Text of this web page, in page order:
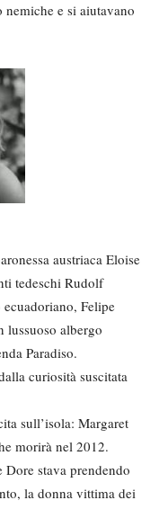
nemiche e si aiutavano
austriaca Eloise
tedeschi Rudolf
Felipe
lussuoso albergo
Paradiso.
curiosità suscitata
sull’isola: Margaret
morirà nel 2012.
stava prendendo
la donna vittima dei